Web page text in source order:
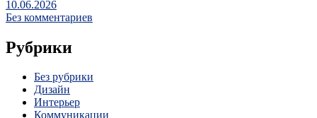
10.06.2026
Без комментариев
Рубрики
Без рубрики
Дизайн
Интерьер
Коммуникации